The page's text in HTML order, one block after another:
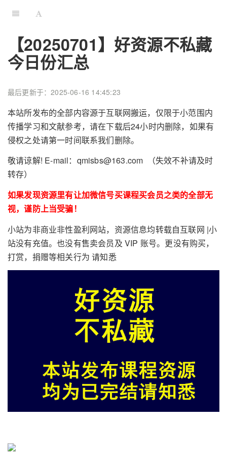
【20250701】好资源不私藏
今日份汇总
最后更新于：2025-06-16 14:45:23
本站所发布的全部内容源于互联网搬运，仅限于小范围内
传播学习和文献参考，请在下载后24小时内删除，如果有
侵权之处请第一时间联系我们删除。
敬请谅解! E-mail：qmisbs@163.com （失效不补请及时
转存）
如果发现资源里有让加微信号买课程买会员之类的全部无
视，谨防上当受骗！
小站为非商业非性盈利网站，资源信息均转载自互联网 |小
站没有充值。也没有售卖会员及 VIP 账号。更没有购买，
打赏，捐赠等相关行为 请知悉